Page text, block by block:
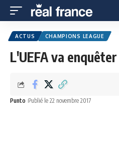
ACTUS CHAMPIONS LEAGUE
L'UEFA va
Punto Publié le 22 novembre 2017